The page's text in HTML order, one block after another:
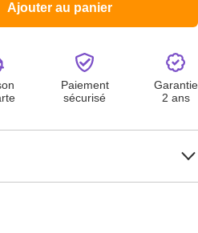
Ajouter au panier
Paiement
sécurisé
Garantie
2 ans